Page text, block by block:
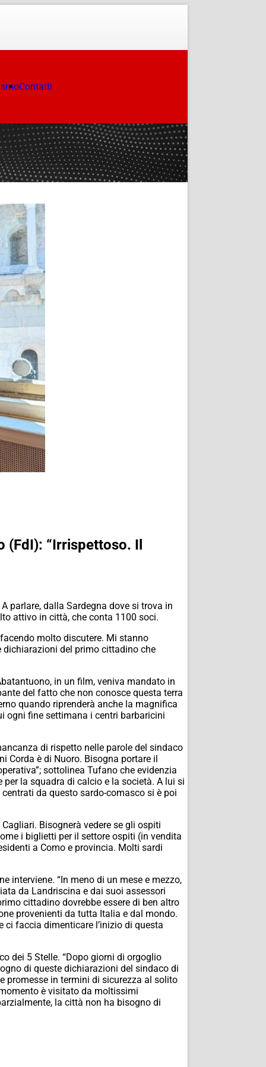
Contatti
(FdI): “Irrispettoso. Il
parlare, dalla Sardegna dove si trova in
attivo in città, che conta 1100 soci.
molto discutere. Mi stanno
dichiarazioni del primo cittadino che
in un film, veniva mandato in
del fatto che non conosce questa terra
quando riprenderà anche la magnifica
ogni fine settimana i centri barbaricini
di rispetto nelle parole del sindaco
Corda è di Nuoro. Bisogna portare il
sottolinea Tufano che evidenzia
la squadra di calcio e la società. A lui si
da questo sardo-comasco si è poi
Bisognerà vedere se gli ospiti
i biglietti per il settore ospiti (in vendita
a Como e provincia. Molti sardi
interviene. “In meno di un mese e mezzo,
da Landriscina e dai suoi assessori
cittadino dovrebbe essere di ben altro
provenienti da tutta Italia e dal mondo.
faccia dimenticare l’inizio di questa
dei 5 Stelle. “Dopo giorni di orgoglio
di queste dichiarazioni del sindaco di
promesse in termini di sicurezza al solito
è visitato da moltissimi
la città non ha bisogno di